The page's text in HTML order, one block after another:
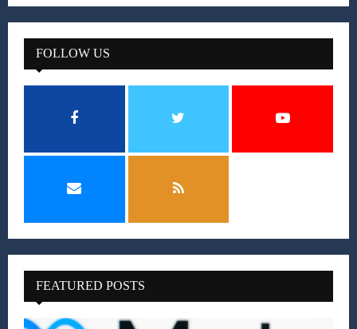
FOLLOW US
FEATURED POSTS